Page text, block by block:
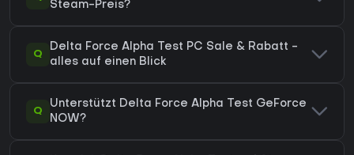
Steam-Preis?
Q
Delta Force Alpha Test PC Sale & Rabatt -
alles auf einen Blick
Q
Unterstützt Delta Force Alpha Test GeForce
NOW?